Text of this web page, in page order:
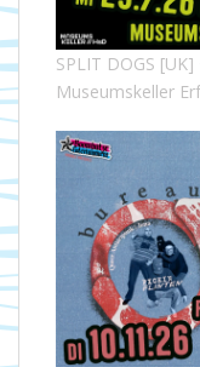
SPLIT DOGS
Museumskeller